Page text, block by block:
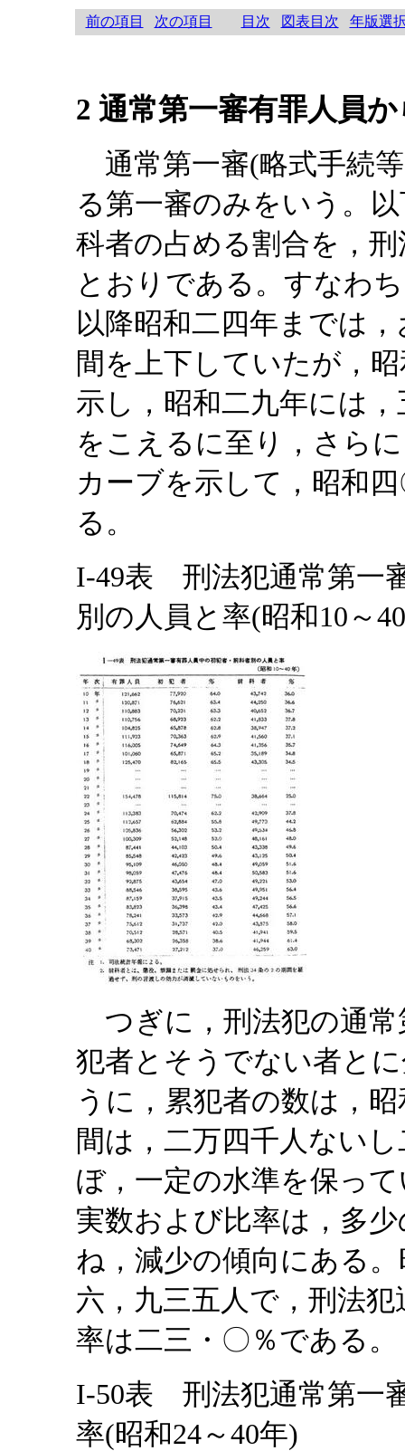
前の項目 次の項目 目次 図表目次 年版選
2 通常第一審有罪人員
通常第一審(略式手続
る第一審のみをいう。
科者の占める割合を，
とおりである。すなわ
以降昭和二四年までは
間を上下していたが，
示し，昭和二九年には
をこえるに至り，さら
カーブを示して，昭和
る。
I-49表 刑法犯通常第一
別の人員と率(昭和10～
つぎに，刑法犯の通常
犯者とそうでない者と
うに，累犯者の数は，
間は，二万四千人ない
ぼ，一定の水準を保っ
実数および比率は，多
ね，減少の傾向にある
六，九三五人で，刑法
率は二三・〇％である。
I-50表 刑法犯通常第一
率(昭和24～40年)